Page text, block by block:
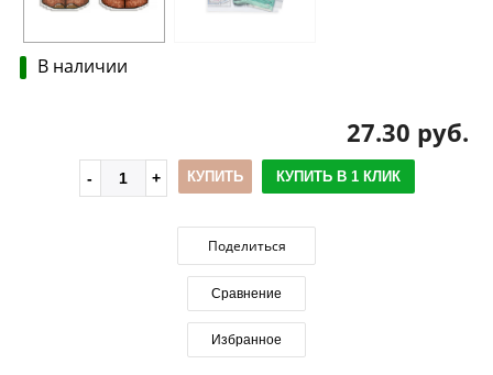
В наличии
27.30 руб.
КУПИТЬ КУПИТЬ В 1 КЛИК
Поделиться
Сравнение
Избранное